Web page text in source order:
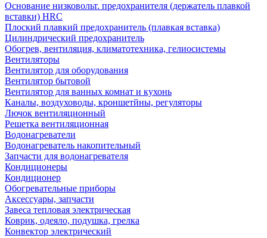
Основание низковольт. предохранителя (держатель плавкой
вставки) HRC
Плоский плавкий предохранитель (плавкая вставка)
Цилиндрический предохранитель
Обогрев, вентиляция, климатотехника, гелиосистемы
Вентиляторы
Вентилятор для оборудования
Вентилятор бытовой
Вентилятор для ванных комнат и кухонь
Каналы, воздуховоды, кроншетйны, регуляторы
Лючок вентиляционный
Решетка вентиляционная
Водонагреватели
Водонагреватель накопительный
Запчасти для водонагревателя
Кондиционеры
Кондиционер
Обогревательные приборы
Аксессуары, запчасти
Завеса тепловая электрическая
Коврик, одеяло, подушка, грелка
Конвектор электрический